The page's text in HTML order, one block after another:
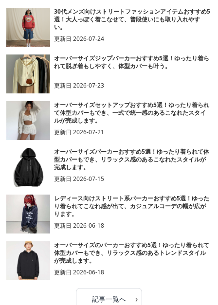
30代メンズ向けストリートファッションアイテムおすすめ5
選！大人っぽく着こなせて、普段使いにも取り入れやす
い。
更新日2026-07-24
オーバーサイズジップパーカーおすすめ5選！ゆったり着ら
れて脱ぎ着もしやすく、体型カバーも叶う。
更新日2026-07-23
オーバーサイズセットアップおすすめ5選！ゆったり着られ
て体型カバーもでき、一式で統一感のあるこなれたスタイ
ルが完成します。
更新日2026-07-21
オーバーサイズパーカーおすすめ5選！ゆったり着られて体
型カバーもでき、リラックス感のあるこなれたスタイルが
完成します。
更新日2026-07-15
レディース向けストリート系パーカーおすすめ5選！ゆった
り着られてこなれ感が出て、カジュアルコーデの幅が広が
ります。
更新日2026-06-18
オーバーサイズのパーカーおすすめ5選！ゆったり着られて
体型カバーもでき、リラックス感のあるトレンドスタイル
が完成します。
更新日2026-06-18
記事一覧へ ›